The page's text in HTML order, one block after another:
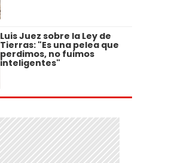
Luis Juez sobre la Ley de
Tierras: "Es una pelea que
perdimos, no fuimos
inteligentes"